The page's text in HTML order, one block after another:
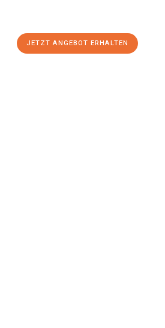
JETZT ANGEBOT ERHALTEN